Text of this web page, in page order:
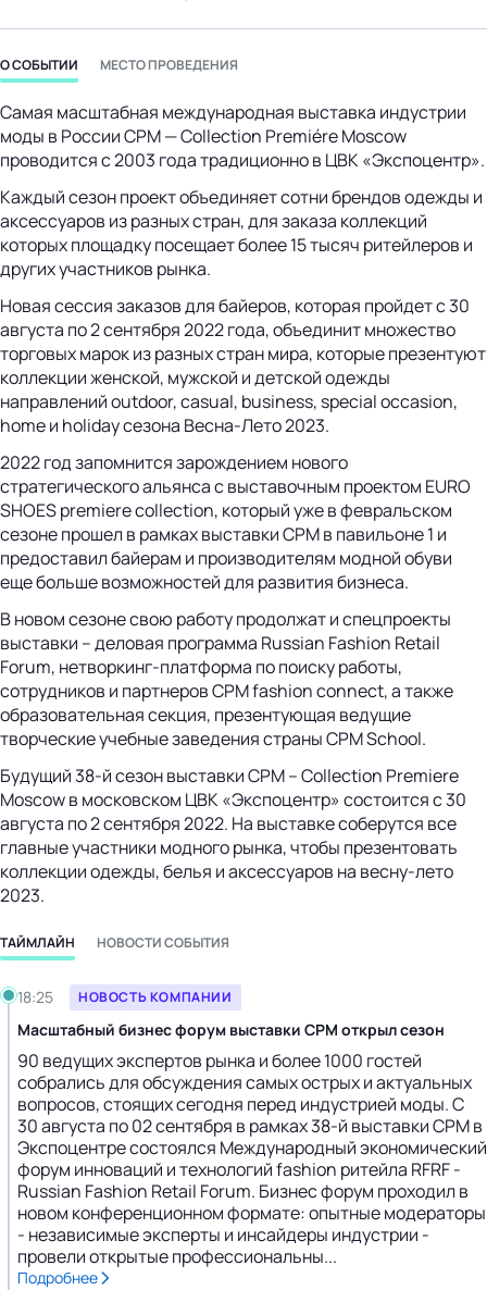
О СОБЫТИИ МЕСТО ПРОВЕДЕНИЯ
Самая масштабная международная выставка индустрии
моды в России CPM — Collection Premiére Moscow
проводится с 2003 года традиционно в ЦВК «Экспоцентр».
Каждый сезон проект объединяет сотни брендов одежды и
аксессуаров из разных стран, для заказа коллекций
которых площадку посещает более 15 тысяч ритейлеров и
других участников рынка.
Новая сессия заказов для байеров, которая пройдет с 30
августа по 2 сентября 2022 года, объединит множество
торговых марок из разных стран мира, которые презентуют
коллекции женской, мужской и детской одежды
направлений outdoor, casual, business, special occasion,
home и holiday сезона Весна-Лето 2023.
2022 год запомнится зарождением нового
стратегического альянса с выставочным проектом EURO
SHOES premiere collection, который уже в февральском
сезоне прошел в рамках выставки CPM в павильоне 1 и
предоставил байерам и производителям модной обуви
еще больше возможностей для развития бизнеса.
В новом сезоне свою работу продолжат и спецпроекты
выставки – деловая программа Russian Fashion Retail
Forum, нетворкинг-платформа по поиску работы,
сотрудников и партнеров CPM fashion connect, а также
образовательная секция, презентующая ведущие
творческие учебные заведения страны CPM School.
Будущий 38-й сезон выставки CPM – Collection Premiere
Moscow в московском ЦВК «Экспоцентр» состоится с 30
августа по 2 сентября 2022. На выставке соберутся все
главные участники модного рынка, чтобы презентовать
коллекции одежды, белья и аксессуаров на весну-лето
2023.
ТАЙМЛАЙН НОВОСТИ СОБЫТИЯ
Вторник, 04.10.2022
18:25
НОВОСТЬ КОМПАНИИ
Масштабный бизнес форум выставки СРМ открыл сезон
90 ведущих экспертов рынка и более 1000 гостей
собрались для обсуждения самых острых и актуальных
вопросов, стоящих сегодня перед индустрией моды. С
30 августа по 02 сентября в рамках 38-й выставки CPM в
Экспоцентре состоялся Международный экономический
форум инноваций и технологий fashion ритейла RFRF -
Russian Fashion Retail Forum. Бизнес форум проходил в
новом конференционном формате: опытные модераторы
- независимые эксперты и инсайдеры индустрии -
провели открытые профессиональны...
Подробнее